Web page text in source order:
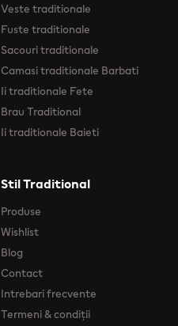
Veste traditionale
Fuste traditionale
Sacouri traditionale
Camasi traditionale Barbati
Ii traditionale Fete
Brau Traditional
Ii traditionale Baieti
Stil Traditional
Produse
Wishlist
Blog
Contact
Intrebari frecvente
Termeni & condiții